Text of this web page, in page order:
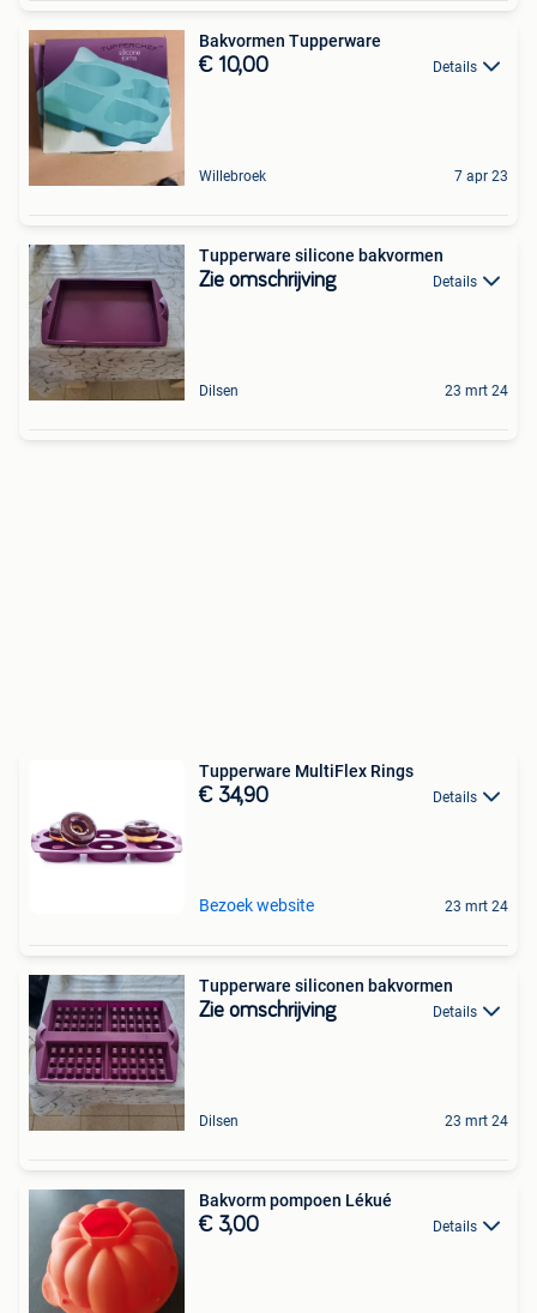
Bakvormen Tupperware
€ 10,00 Details
Willebroek 7 apr 23
Tupperware silicone bakvormen
Zie omschrijving Details
Dilsen 23 mrt 24
Tupperware MultiFlex Rings
€ 34,90 Details
Bezoek website 23 mrt 24
Tupperware siliconen bakvormen
Zie omschrijving Details
Dilsen 23 mrt 24
Bakvorm pompoen Lékué
€ 3,00 Details